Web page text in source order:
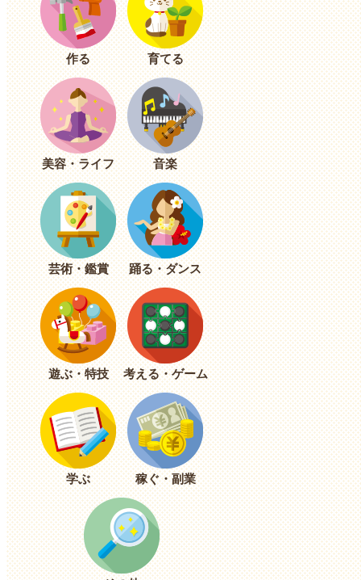
作る 育てる
美容・ライフ 音楽
芸術・鑑賞 踊る・ダンス
遊ぶ・特技 考える・ゲーム
学ぶ 稼ぐ・副業